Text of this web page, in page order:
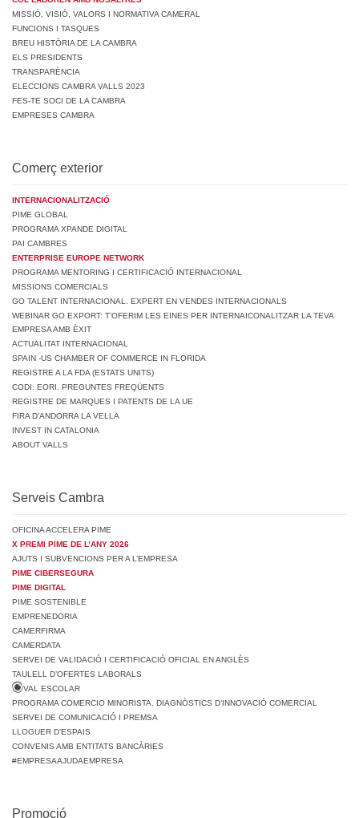
MISSIÓ, VISIÓ, VALORS I NORMATIVA CAMERAL
FUNCIONS I TASQUES
BREU HISTÒRIA DE LA CAMBRA
ELS PRESIDENTS
TRANSPARÈNCIA
ELECCIONS CAMBRA VALLS 2023
FES-TE SOCI DE LA CAMBRA
EMPRESES CAMBRA
Comerç exterior
INTERNACIONALITZACIÓ
PIME GLOBAL
PROGRAMA XPANDE DIGITAL
PAI CAMBRES
ENTERPRISE EUROPE NETWORK
PROGRAMA MENTORING I CERTIFICACIÓ INTERNACIONAL
MISSIONS COMERCIALS
GO TALENT INTERNACIONAL. EXPERT EN VENDES INTERNACIONALS
WEBINAR GO EXPORT: T’OFERIM LES EINES PER INTERNAICONALITZAR LA TEVA
EMPRESA AMB ÈXIT
ACTUALITAT INTERNACIONAL
SPAIN -US CHAMBER OF COMMERCE IN FLORIDA
REGISTRE A LA FDA (ESTATS UNITS)
CODI: EORI. PREGUNTES FREQÜENTS
REGISTRE DE MARQUES I PATENTS DE LA UE
FIRA D’ANDORRA LA VELLA
INVEST IN CATALONIA
ABOUT VALLS
Serveis Cambra
OFICINA ACCELERA PIME
X PREMI PIME DE L’ANY 2026
AJUTS I SUBVENCIONS PER A L’EMPRESA
PIME CIBERSEGURA
PIME DIGITAL
PIME SOSTENIBLE
EMPRENEDORIA
CAMERFIRMA
CAMERDATA
SERVEI DE VALIDACIÓ I CERTIFICACIÓ OFICIAL EN ANGLÈS
TAULELL D’OFERTES LABORALS
VAL ESCOLAR
PROGRAMA COMERCIO MINORISTA. DIAGNÒSTICS D’INNOVACIÓ COMERCIAL
SERVEI DE COMUNICACIÓ I PREMSA
LLOGUER D’ESPAIS
CONVENIS AMB ENTITATS BANCÀRIES
#EMPRESAAJUDAEMPRESA
Promoció